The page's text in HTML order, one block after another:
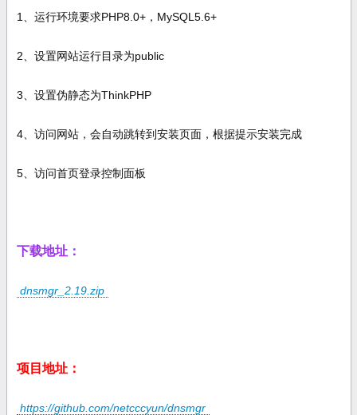
1、运行环境要求PHP8.0+，MySQL5.6+
2、设置网站运行目录为public
3、设置伪静态为ThinkPHP
4、访问网站，会自动跳转到安装页面，根据提示安装完成
5、访问首页登录控制面板
下载地址：
dnsmgr_2.19.zip
项目地址：
https://github.com/netcccyun/dnsmgr